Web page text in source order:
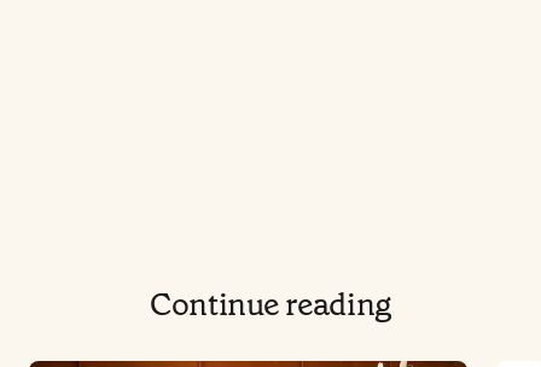
Continue reading